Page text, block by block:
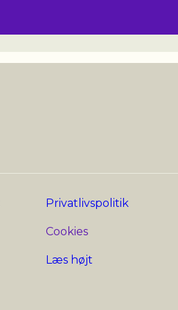
Privatlivspolitik
Cookies
Læs højt